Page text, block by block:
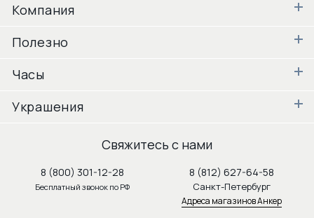
Компания
Полезно
Часы
Украшения
Свяжитесь с нами
8 (800) 301-12-28
Бесплатный звонок по РФ
8 (812) 627-64-58
Санкт-Петербург
Адреса магазинов Анкер